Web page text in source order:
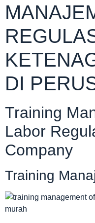
DI
Training
Labor
Company
Training